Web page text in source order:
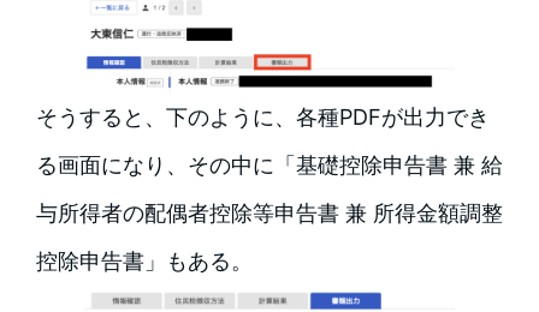
そうすると、下のように、各種PDFが出力でき
る画面になり、その中に「基礎控除申告書 兼 給
与所得者の配偶者控除等申告書 兼 所得金額調整
控除申告書」もある。